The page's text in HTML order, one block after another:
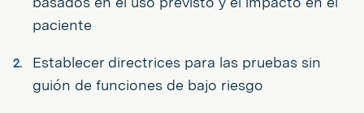
paciente
Establecer directrices para las pruebas sin
guión de funciones de bajo riesgo